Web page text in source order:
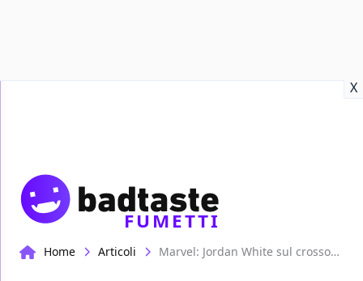
X
FUMETTI
Home Articoli Marvel: Jordan White sul crossover con Deadpool, Daredevil, Power Man e Iron Fist